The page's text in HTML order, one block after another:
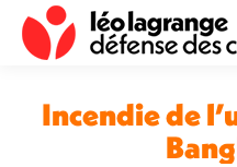
Incendie de